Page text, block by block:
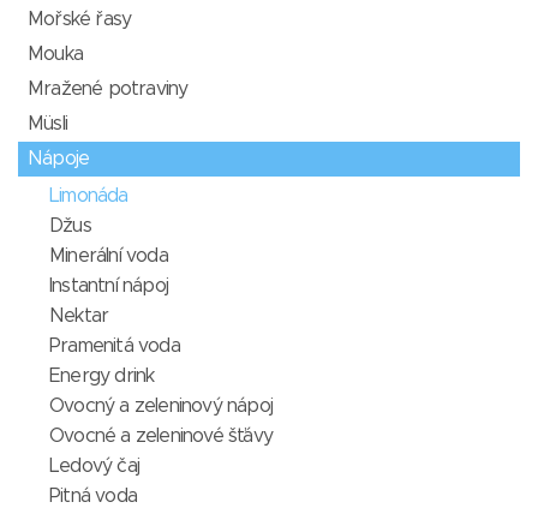
Mořské řasy
Mouka
Mražené potraviny
Müsli
Nápoje
Limonáda
Džus
Minerální voda
Instantní nápoj
Nektar
Pramenitá voda
Energy drink
Ovocný a zeleninový nápoj
Ovocné a zeleninové šťávy
Ledový čaj
Pitná voda